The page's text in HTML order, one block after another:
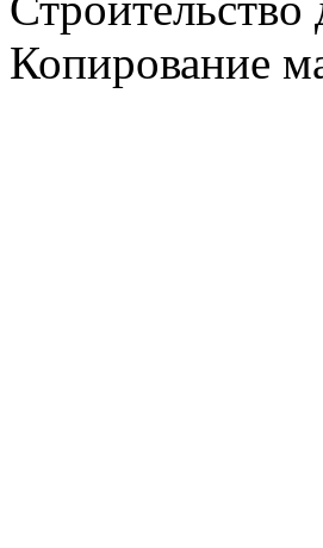
Копирование